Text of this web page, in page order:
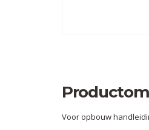
Voor opbouw